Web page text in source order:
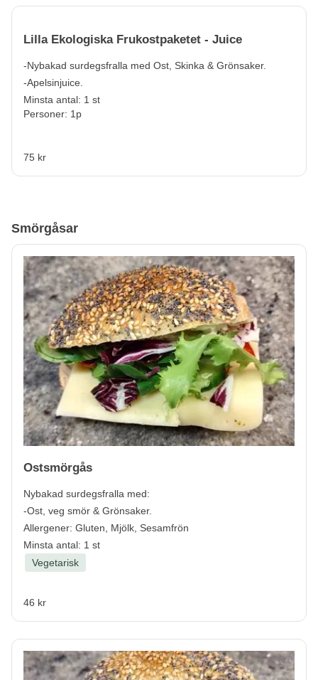
Lilla Ekologiska Frukostpaketet - Juice
-Nybakad surdegsfralla med Ost, Skinka & Grönsaker.
-Apelsinjuice.
Minsta antal: 1 st
Personer: 1p
75 kr
Smörgåsar
Ostsmörgås
Nybakad surdegsfralla med:
-Ost, veg smör & Grönsaker.
Allergener: Gluten, Mjölk, Sesamfrön
Minsta antal: 1 st
Vegetarisk
46 kr